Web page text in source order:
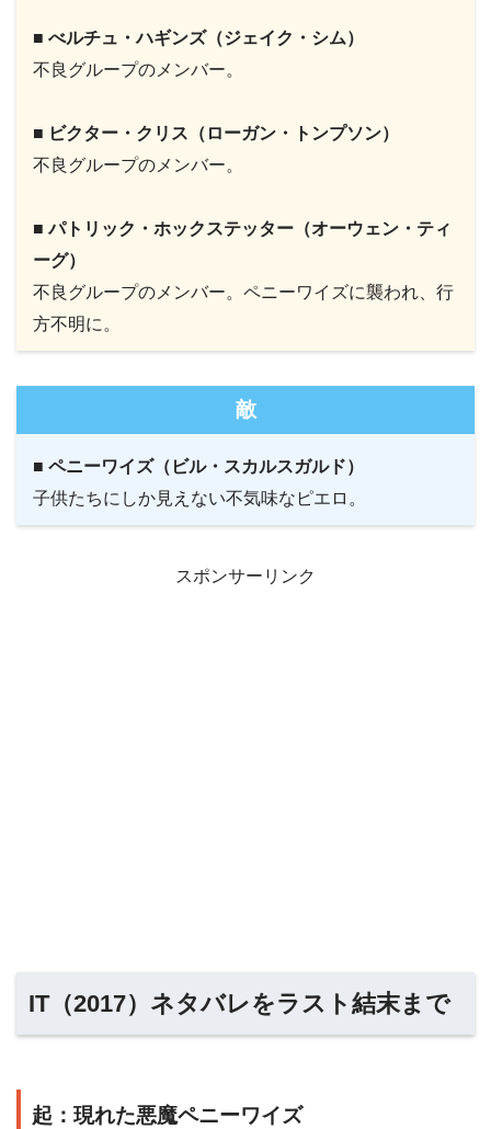
■ べルチュ・ハギンズ（ジェイク・シム）
不良グループのメンバー。
■ ビクター・クリス（ローガン・トンプソン）
不良グループのメンバー。
■ パトリック・ホックステッター（オーウェン・ティ
ーグ）
不良グループのメンバー。ペニーワイズに襲われ、行
方不明に。
敵
■ ペニーワイズ（ビル・スカルスガルド）
子供たちにしか見えない不気味なピエロ。
スポンサーリンク
IT（2017）ネタバレをラスト結末まで
起：現れた悪魔ペニーワイズ